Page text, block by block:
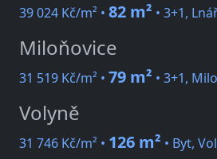
39 024 Kč/m² • 82 m² • 3+1,
Miloňovice
31 519 Kč/m² • 79 m² • 3+1,
Volyně
31 746 Kč/m² • 126 m² • Byt,